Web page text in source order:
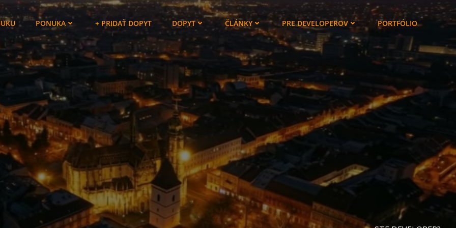
PONUKA + PRIDAŤ DOPYT DOPYT ČLÁNKY PRE DEVELOPEROV PORTFÓLIO